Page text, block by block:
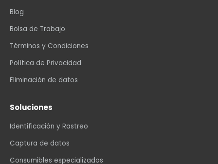
Blog
Bolsa de Trabajo
Términos y Condiciones
Política de Privacidad
Eliminación de datos
Soluciones
Identificación y Rastreo
Captura de datos
Consumibles especializados